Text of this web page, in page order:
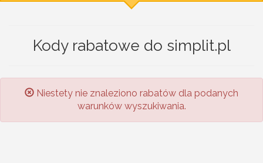
Kody rabatowe do simplit.pl
Niestety nie znaleziono rabatów dla podanych
warunków wyszukiwania.